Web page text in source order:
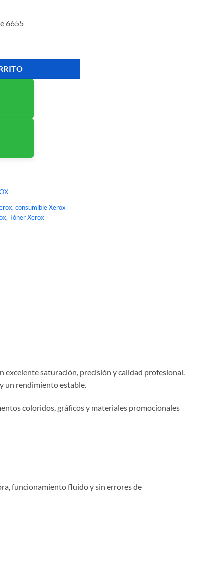
6655
,consumible Xerox
,Tóner Xerox
excelente saturación, precisión y calidad profesional.
un rendimiento estable.
coloridos, gráficos y materiales promocionales
funcionamiento fluido y sin errores de